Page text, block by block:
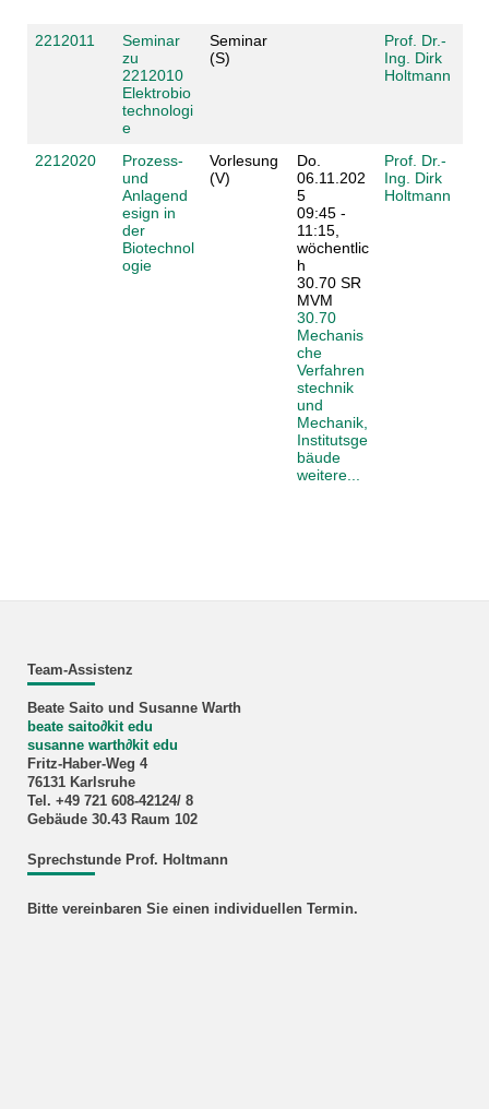
2212011
Seminar
zu
2212010
Elektrobio
technologi
e
Seminar
(S)
Prof. Dr.-
Ing. Dirk
Holtmann
2212020
Prozess-
und
Anlagend
esign in
der
Biotechnol
ogie
Vorlesung
(V)
Do.
06.11.202
5
09:45 -
11:15,
wöchentlic
h
30.70 SR
MVM
30.70
Mechanis
che
Verfahren
stechnik
und
Mechanik,
Institutsge
bäude
weitere...
Prof. Dr.-
Ing. Dirk
Holtmann
Team-Assistenz
Beate Saito und Susanne Warth
beate saito∂kit edu
susanne warth∂kit edu
Fritz-Haber-Weg 4
76131 Karlsruhe
Tel. +49 721 608-42124/ 8
Gebäude 30.43 Raum 102
Sprechstunde Prof. Holtmann
Bitte vereinbaren Sie einen individuellen Termin.